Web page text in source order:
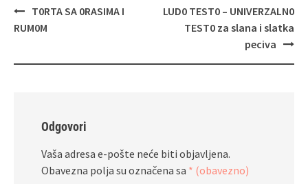
Navigacija
objava
T0RTA SA 0RASIMA I
RUM0M
LUD0 TEST0 – UNIVERZALN0
TEST0 za slana i slatka
peciva
Odgovori
Vaša adresa e-pošte neće biti objavljena.
Obavezna polja su označena sa * (obavezno)